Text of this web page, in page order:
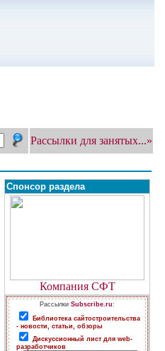
Рассылки для занятых...»
Спонсор раздела
Компания СФТ
Рассылки Subscribe.ru:
Библиотека сайтостроительства
- новости, статьи, обзоры
Дискуссионный лист для web-
разработчиков